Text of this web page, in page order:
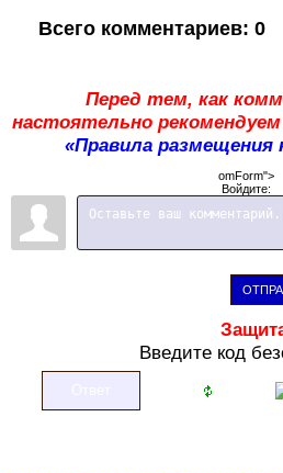
Всего комментариев: 0
Перед тем, как
настоятельно
«Правила размещения
omForm">
Войдите:
Введите код